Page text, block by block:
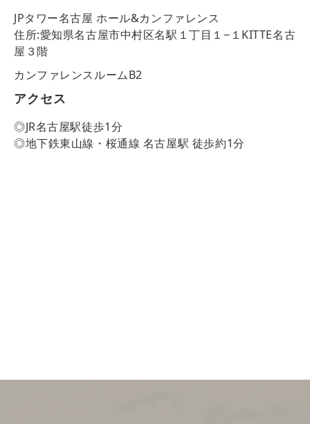
JPタワー名古屋 ホール&カンファレンス
住所:愛知県名古屋市中村区名駅１丁目１−１KITTE名古
屋３階
カンファレンスルームB2
アクセス
◎JR名古屋駅徒歩1分
◎地下鉄東山線・桜通線 名古屋駅 徒歩約1分